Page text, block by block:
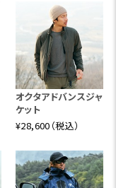
オクタアドバンスジャ
ケット
¥28,600（税込）